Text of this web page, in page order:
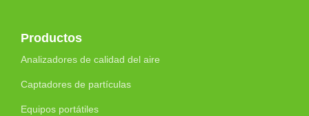
Productos
Analizadores de calidad del aire
Captadores de partículas
Equipos portátiles